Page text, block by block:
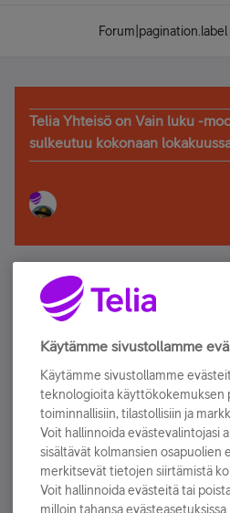
Forum|pagination.label
Telia Yhteisö on Vain luku -
sulkeutuu kokonaan
Älä jää paitsi – osallistu
Tilaa Telian uutiskirje ja olet
sähköpostiisi.
Tilaa nyt
Käytämme sivustollamme
Käytämme sivustollamme
teknologioita käyttökokemuksen
toiminnallisiin, tilastollisiin ja
Voit hallinnoida evästevalintojasi
sisältävät kolmansien osapuolien
merkitsevät tietojen siirtämistä
Voit hallinnoida evästeitä tai
milloin tahansa